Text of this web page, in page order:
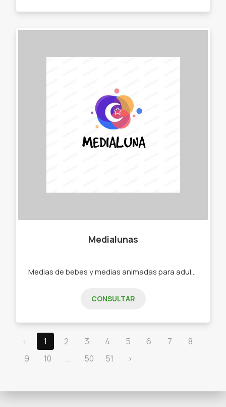
Medialunas
CONSULTAR
‹ 1 2 3 4 5 6 7
8
9
10 ... 50 51 ›